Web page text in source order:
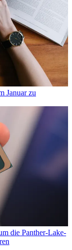
Januar zu
die Panther-Lake-